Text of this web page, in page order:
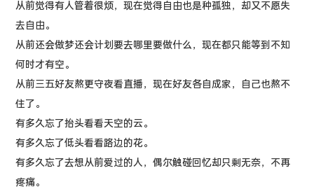
从前觉得有人管着很烦，现在觉得自由也是种孤独，却又不愿失
去自由。
从前还会做梦还会计划要去哪里要做什么，现在都只能等到不知
何时才有空。
从前三五好友熬更守夜看直播，现在好友各自成家，自己也熬不
住了。
有多久忘了抬头看看天空的云。
有多久忘了低头看看路边的花。
有多久忘了去想从前爱过的人，偶尔触碰回忆却只剩无奈，不再
疼痛。